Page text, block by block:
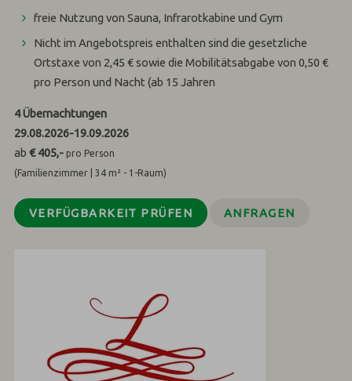
freie Nutzung von Sauna, Infrarotkabine und Gym
Nicht im Angebotspreis enthalten sind die gesetzliche
Ortstaxe von 2,45 € sowie die Mobilitätsabgabe von 0,50 €
pro Person und Nacht (ab 15 Jahren
4Übernachtungen
29.08.2026-19.09.2026
ab€ 405,- pro Person
(Familienzimmer | 34 m² - 1-Raum)
VERFÜGBARKEIT PRÜFEN ANFRAGEN